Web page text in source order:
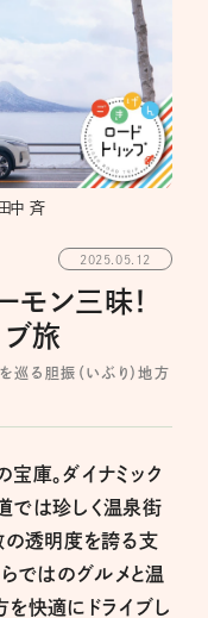
中 斉
2025.05.12
ン三昧！
ブ旅
巡る胆振（いぶり）地方
庫。ダイナミック
では珍しく温泉街
の透明度を誇る支
ではのグルメと温
快適にドライブし